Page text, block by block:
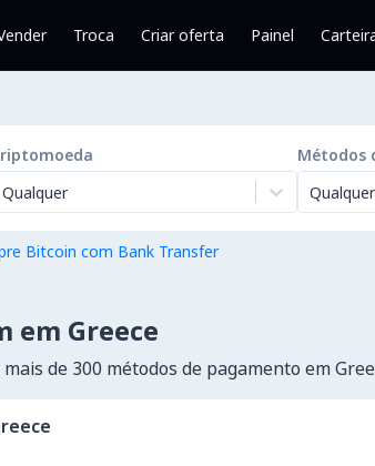
Troca Criar oferta Painel
Qualquer
Métodos
Qualquer
Bitcoin com Bank Transfer
em Greece
de 300 métodos de pagamento em